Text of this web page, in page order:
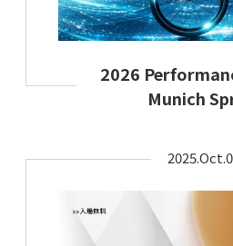
2026
Munich